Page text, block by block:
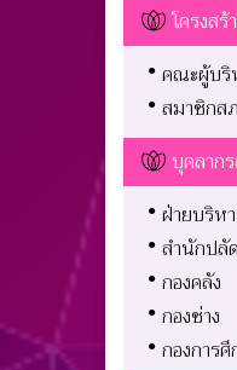
โครงส
คณะผู้บริ
สมาชิกส
บุคลาก
ฝ่ายบริห
สำนักปลัด
กองคลัง
กองช่าง
กองการ